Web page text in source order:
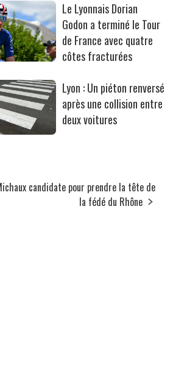
Le Lyonnais Dorian
Godon a terminé le Tour
de France avec quatre
côtes fracturées
Lyon : Un piéton renversé
après une collision entre
deux voitures
candidate pour prendre la tête de
la fédé du Rhône